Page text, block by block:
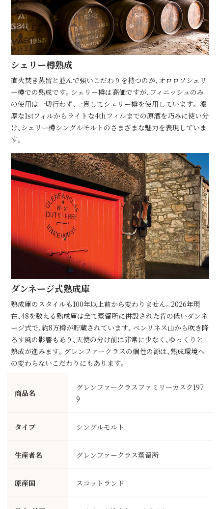
シェリー樽熟成
直⽕焚き蒸留と並んで強いこだわりを持つのが、オロロソシェリ
ー樽での熟成です。シェリー樽は⾼価ですが、フィニッシュのみ
の使⽤は⼀切⾏わず、⼀貫してシェリー樽を使⽤しています。 濃
厚な1stフィルからライトな4thフィルまでの原酒を巧みに使い分
け、シェリー樽シングルモルトのさまざまな魅⼒を表現していま
す。
ダンネージ式熟成庫
熟成庫のスタイルも100年以上前から変わりません。2026年現
在、48を数える熟成庫は全て蒸留所に併設された背の低いダンネ
ージ式で、約8万樽が貯蔵されています。ベンリネス⼭から吹き降
ろす⾵の影響もあり、天使の分け前は⾮常に少なく、ゆっくりと
熟成が進みます。グレンファークラスの個性の源は、熟成環境へ
の変わらないこだわりにもあります。
商品名
グレンファークラスファミリーカスク197
9
タイプ シングルモルト
生産者名 グレンファークラス蒸留所
原産国 スコットランド